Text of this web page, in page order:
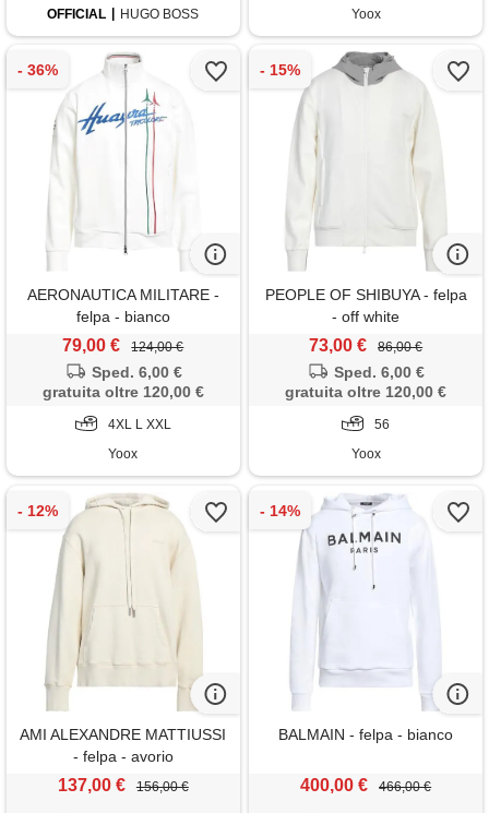
OFFICIAL HUGO BOSS Yoox
AERONAUTICA MILITARE -
felpa - bianco
79,00 € 124,00 €
Sped. 6,00 €
gratuita oltre 120,00 €
4XL L XXL
Yoox
PEOPLE OF SHIBUYA - felpa
- off white
73,00 € 86,00 €
Sped. 6,00 €
gratuita oltre 120,00 €
56
Yoox
AMI ALEXANDRE MATTIUSSI
- felpa - avorio
137,00 € 156,00 €
BALMAIN - felpa - bianco
400,00 € 466,00 €